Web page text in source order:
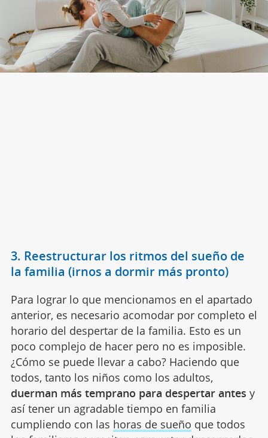
3. Reestructurar los ritmos del sueño de
la familia (irnos a dormir más pronto)
Para lograr lo que mencionamos en el apartado
anterior, es necesario acomodar por completo el
horario del despertar de la familia. Esto es un
poco complejo de hacer pero no es imposible.
¿Cómo se puede llevar a cabo? Haciendo que
todos, tanto los niños como los adultos,
duerman más temprano para despertar antes y
así tener un agradable tiempo en familia
cumpliendo con las horas de sueño que todos